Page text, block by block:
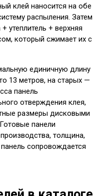
клей наносится на обе
распыления. Затем
утеплитель + верхняя
который сжимает их с
единичную длину
13 метров, на старых —
панель
отверждения клея,
размеры дисковыми
панели
толщина,
сопровождается